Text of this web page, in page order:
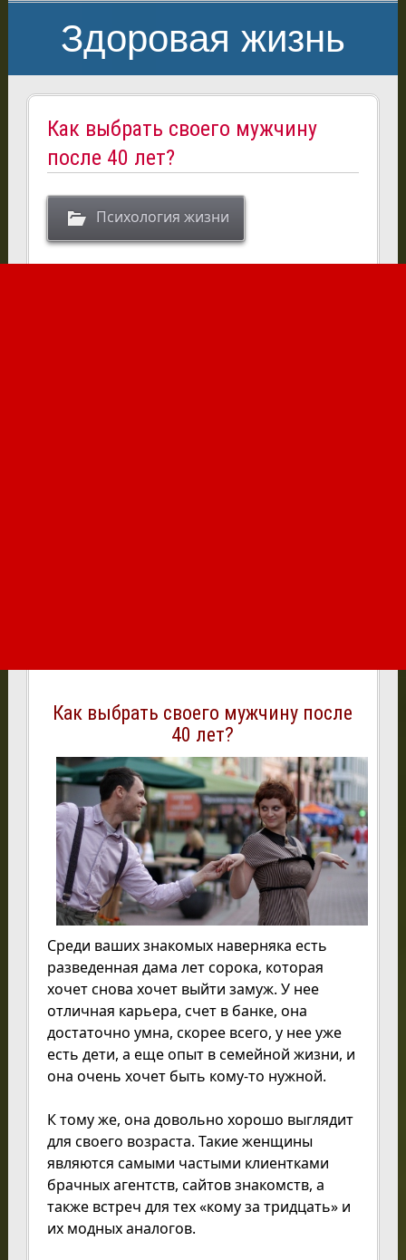
Здоровая жизнь
Как выбрать своего мужчину
после 40 лет?
Психология жизни
Как выбрать своего мужчину после
40 лет?
Среди ваших знакомых наверняка есть
разведенная дама лет сорока, которая
хочет снова хочет выйти замуж. У нее
отличная карьера, счет в банке, она
достаточно умна, скорее всего, у нее уже
есть дети, а еще опыт в семейной жизни, и
она очень хочет быть кому-то нужной.
К тому же, она довольно хорошо выглядит
для своего возраста. Такие женщины
являются самыми частыми клиентками
брачных агентств, сайтов знакомств, а
также встреч для тех «кому за тридцать» и
их модных аналогов.